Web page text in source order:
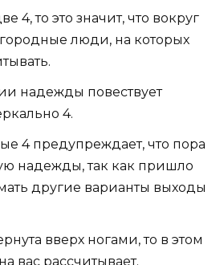
4, то это значит, что вокруг
люди, на которых
надежды повествует
4.
4 предупреждает, что пора
на­деж­ды, так как пришло
другие варианты выходы
вверх ногами, то в этом
вас рассчитывает.